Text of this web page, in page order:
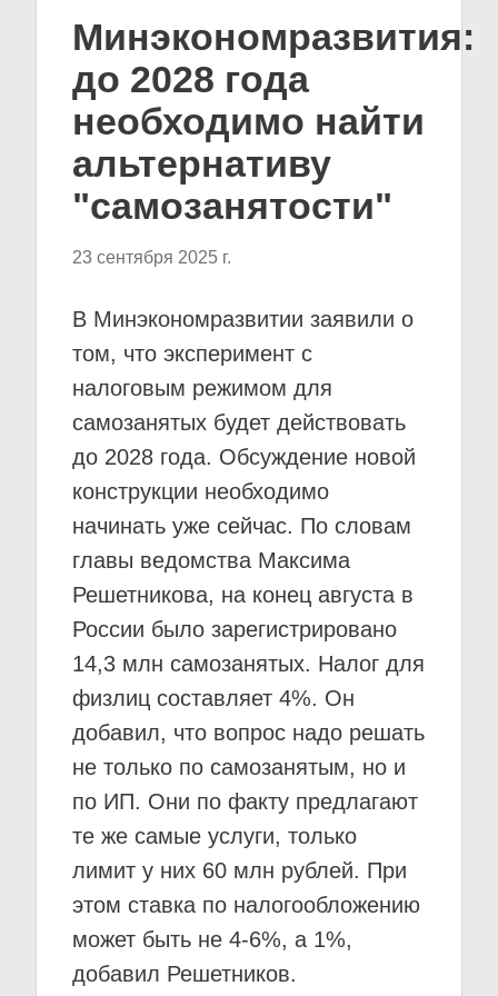
Минэкономразвития:
до 2028 года
необходимо найти
альтернативу
"самозанятости"
23 сентября 2025 г.
В Минэкономразвитии заявили о
том, что эксперимент с
налоговым режимом для
самозанятых будет действовать
до 2028 года. Обсуждение новой
конструкции необходимо
начинать уже сейчас. По словам
главы ведомства Максима
Решетникова, на конец августа в
России было зарегистрировано
14,3 млн самозанятых. Налог для
физлиц составляет 4%. Он
добавил, что вопрос надо решать
не только по самозанятым, но и
по ИП. Они по факту предлагают
те же самые услуги, только
лимит у них 60 млн рублей. При
этом ставка по налогообложению
может быть не 4-6%, а 1%,
добавил Решетников.